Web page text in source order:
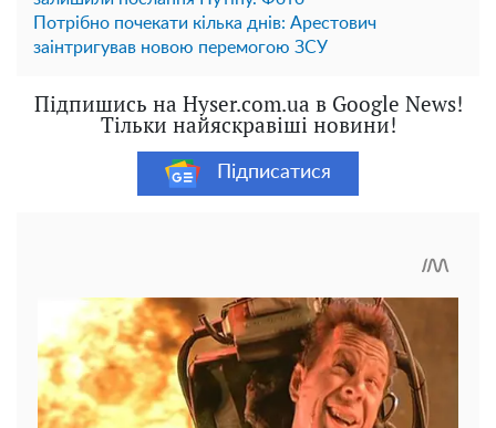
Потрібно почекати кілька днів: Арестович
заінтригував новою перемогою ЗСУ
Підпишись на Hyser.com.ua в Google News!
Тільки найяскравіші новини!
Підписатися